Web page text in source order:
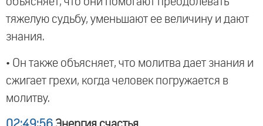
тяжелую судьбу, уменьшают ее величину и дают
знания.
• Он также объясняет, что молитва дает знания и
сжигает грехи, когда человек погружается в
молитву.